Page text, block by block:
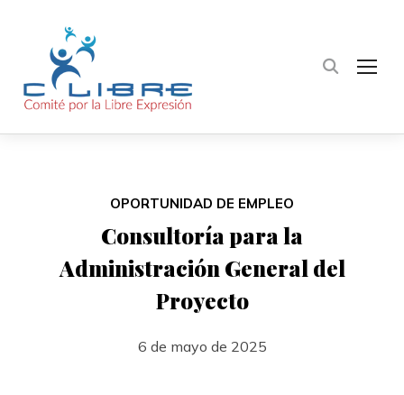
OPORTUNIDAD DE EMPLEO
Consultoría para la
Administración General del
Proyecto
6 de mayo de 2025